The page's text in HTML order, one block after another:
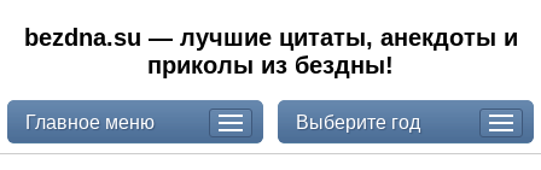
bezdna.su — лучшие цитаты, анекдоты и
приколы из бездны!
Главное меню Выберите год